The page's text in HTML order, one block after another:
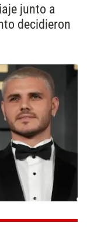
junto a
decidieron